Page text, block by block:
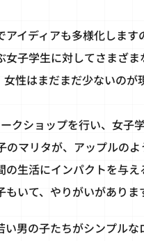
イディアも多様化しま
女子学生に対してさまざ
性はまだまだ少ないのが
クショップを行い、女子
のマリタが、アップルの
生活にインパクトを与
いて、やりがいがありま
い男の子たちがシンプル